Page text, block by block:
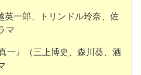
英一郎、トリンドル玲奈、佐
マ
一』（三上博史、森川葵、酒